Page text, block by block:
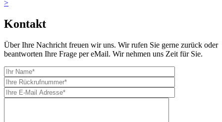
>
Kontakt
Über Ihre Nachricht freuen wir uns. Wir rufen Sie gerne zurück oder
beantworten Ihre Frage per eMail. Wir nehmen uns Zeit für Sie.